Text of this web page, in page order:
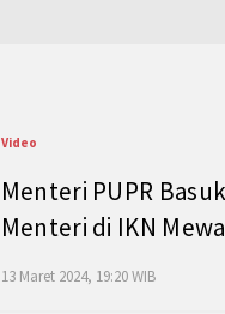
Video
Menteri PUPR
Menteri di IKN
13 Maret 2024, 19:20 WIB